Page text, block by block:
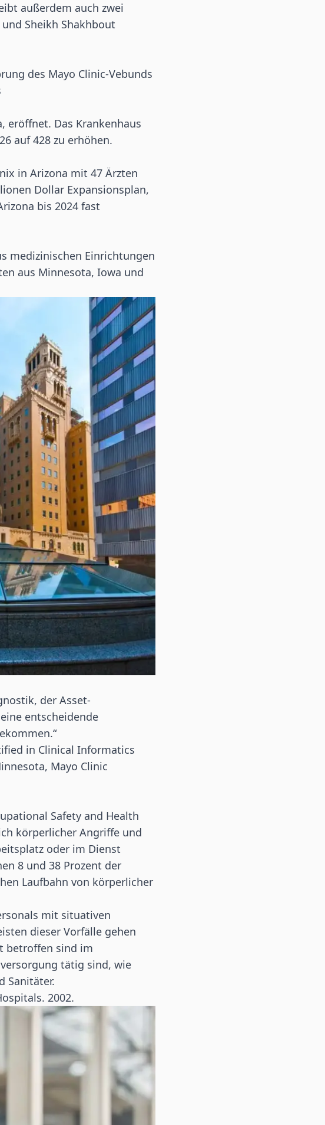
außerdem auch zwei
Sheikh Shakhbout
des Mayo Clinic-Vebunds
eröffnet. Das Krankenhaus
auf 428 zu erhöhen.
in Arizona mit 47 Ärzten
Dollar Expansionsplan,
bis 2024 fast
medizinischen Einrichtungen
aus Minnesota, Iowa und
der Asset-
entscheidende
in Clinical Informatics
Mayo Clinic
Safety and Health
körperlicher Angriffe und
oder im Dienst
8 und 38 Prozent der
Laufbahn von körperlicher
mit situativen
dieser Vorfälle gehen
betroffen sind im
tätig sind, wie
Sanitäter.
2002.